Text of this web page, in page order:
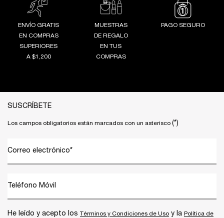
ENVÍO GRATIS
EN COMPRAS
SUPERIORES
A $1,200
MUESTRAS
DE REGALO
EN TUS
COMPRAS
PAGO SEGURO
SUSCRÍBETE
Los campos obligatorios están marcados con un asterisco (*)
Correo electrónico*
Teléfono Móvil
He leído y acepto los Términos y Condiciones de Uso y la Política de